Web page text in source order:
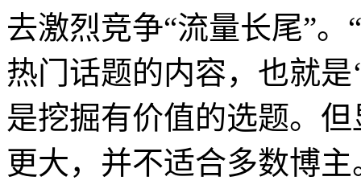
去激烈竞争“流量长尾”
热门话题的内容，也就
是挖掘有价值的选题。
更大，并不适合多数博主